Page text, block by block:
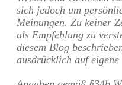
sich jedoch um
Meinungen. Zu keiner
als Empfehlung zu
diesem Blog
ausdrücklich auf